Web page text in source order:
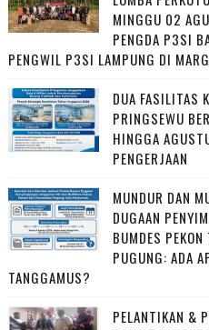
MINGGU 02
PENGDA P3SI
PENGWIL P3SI LAMPUNG DI
DUA FASILITAS
PRINGSEWU
HINGGA
PENGERJAAN
MUNDUR DAN
DUGAAN
BUMDES
PUGUNG: ADA
TANGGAMUS?
PELANTIKAN &